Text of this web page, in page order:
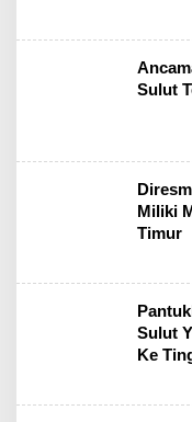
Sulut
Miliki
Timur
Sulut
Ke